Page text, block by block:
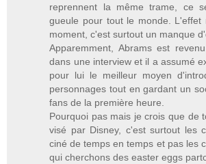
reprennent la même trame, ce
gueule pour tout le monde. L'effet
moment, c'est surtout un manque
Apparemment, Abrams est
dans une interview et il a assumé
pour lui le meilleur moyen
personnages tout en gardant un
fans de la première heure.
Pourquoi pas mais je crois que de
visé par Disney, c'est surtout les
ciné de temps en temps et pas les
qui cherchons des easter eggs